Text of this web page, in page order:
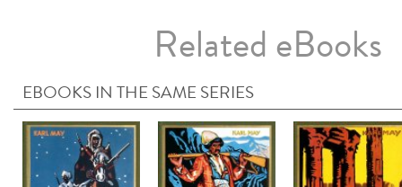
Related eBooks
EBOOKS IN THE SAME SERIES